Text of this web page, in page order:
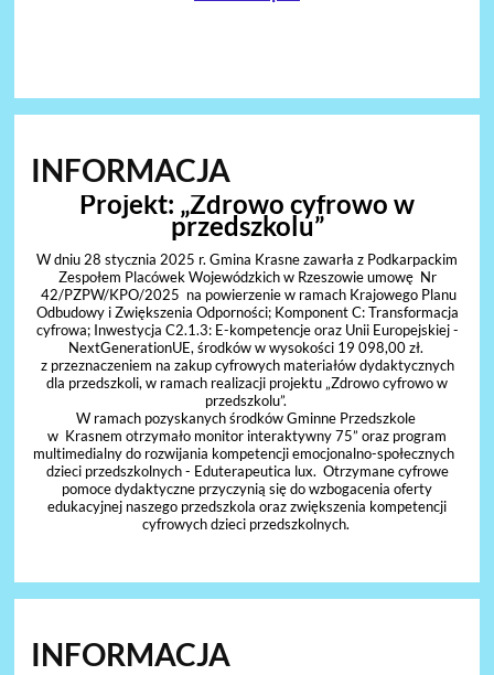
INFORMACJA
Projekt: „Zdrowo cyfrowo w
przedszkolu”
W dniu 28 stycznia 2025 r. Gmina Krasne zawarła z Podkarpackim
Zespołem Placówek Wojewódzkich w Rzeszowie umowę Nr
42/PZPW/KPO/2025 na powierzenie w ramach Krajowego Planu
Odbudowy i Zwiększenia Odporności; Komponent C: Transformacja
cyfrowa; Inwestycja C2.1.3: E-kompetencje oraz Unii Europejskiej -
NextGenerationUE, środków w wysokości 19 098,00 zł.
z przeznaczeniem na zakup cyfrowych materiałów dydaktycznych
dla przedszkoli, w ramach realizacji projektu „Zdrowo cyfrowo w
przedszkolu”.
W ramach pozyskanych środków Gminne Przedszkole
w Krasnem otrzymało monitor interaktywny 75” oraz program
multimedialny do rozwijania kompetencji emocjonalno-społecznych
dzieci przedszkolnych - Eduterapeutica lux. Otrzymane cyfrowe
pomoce dydaktyczne przyczynią się do wzbogacenia oferty
edukacyjnej naszego przedszkola oraz zwiększenia kompetencji
cyfrowych dzieci przedszkolnych.
INFORMACJA